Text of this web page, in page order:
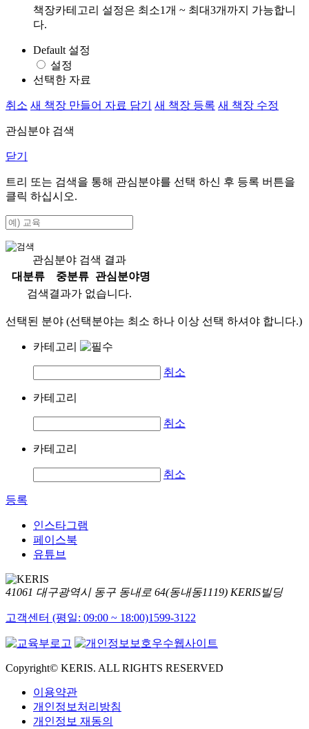
책장카테고리 설정은 최소1개 ~ 최대3개까지 가능합니
다.
Default 설정
설정
선택한 자료
취소 새 책장 만들어 자료 담기 새 책장 등록 새 책장 수정
관심분야 검색
닫기
트리 또는 검색을 통해 관심분야를 선택 하신 후 등록 버튼을
클릭 하십시오.
관심분야 검색 결과
대분류
중분류
관심분야명
검색결과가 없습니다.
선택된 분야 (선택분야는 최소 하나 이상 선택 하셔야 합니다.)
카테고리
취소
카테고리
취소
카테고리
취소
등록
인스타그램
페이스북
유튜브
41061 대구광역시 동구 동내로 64(동내동1119) KERIS빌딩
고객센터 (평일: 09:00 ~ 18:00)1599-3122
Copyright© KERIS. ALL RIGHTS RESERVED
이용약관
개인정보처리방침
개인정보 재동의